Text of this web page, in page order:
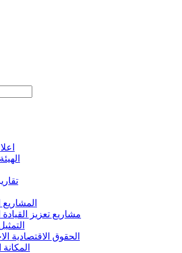
المشاريع
مشاريع تعزيز القيادة
الحقوق الاقتصادية
المكانة